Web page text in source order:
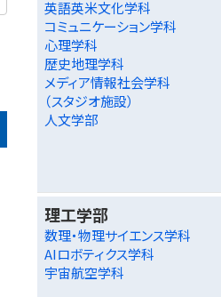
英語英米文化学科
コミュニケーション学科
心理学科
歴史地理学科
メディア情報社会学科
（スタジオ施設）
人文学部
理工学部
数理・物理サイエンス学科
AIロボティクス学科
宇宙航空学科